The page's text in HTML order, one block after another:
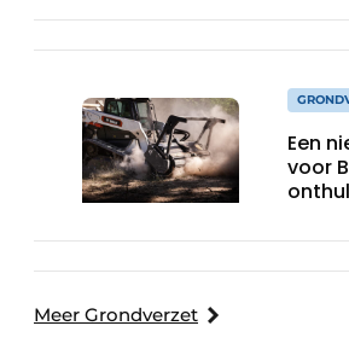
Een
voor
Meer Grondverzet